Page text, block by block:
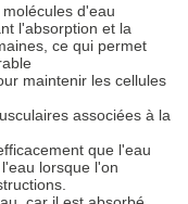
d'eau
l'absorption et la
ce qui permet
maintenir les cellules
associées à la
que l'eau
lorsque l'on